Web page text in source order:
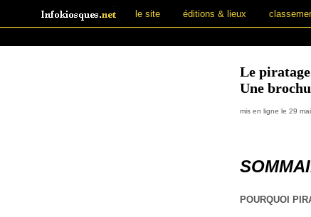
le site éditions & lieux
Le piratage
Une
mis en ligne le 29
POURQUOI